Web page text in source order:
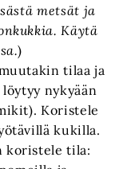
metsät ja
Käytä
)
tilaa ja
nykyään
Koristele
kukilla.
koristele tila: